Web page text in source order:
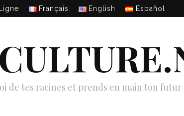
Français English Español
de tes racines et prends en main ton futur